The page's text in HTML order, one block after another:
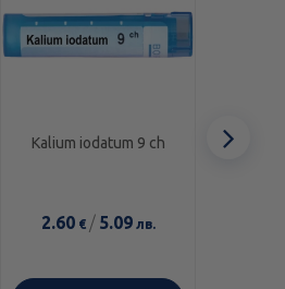
Kalium iodatum 9 ch
2.60€ / 5.09лв.